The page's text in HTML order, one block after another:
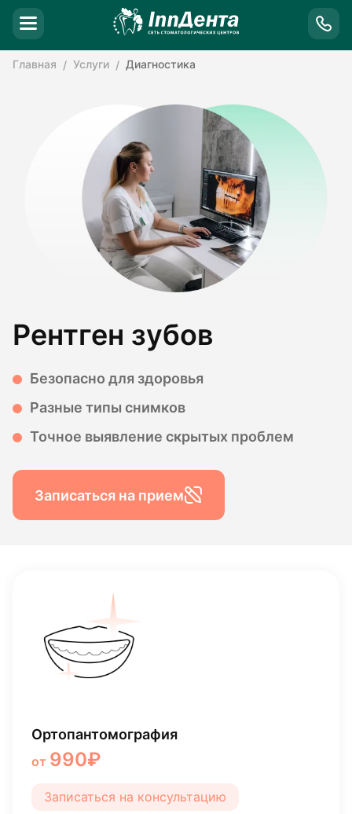
Главная Услуги Диагностика
Рентген зубов
Безопасно для здоровья
Разные типы снимков
Точное выявление скрытых проблем
Записаться на прием
Компьютерная томография
лицевой области сегмент
Записаться на консультацию